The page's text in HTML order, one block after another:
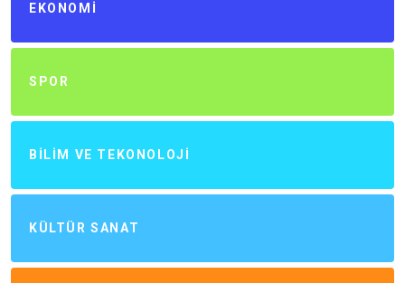
EKONOMI
SPOR
BILIM VE TEKONOLOJI
KÜLTÜR SANAT